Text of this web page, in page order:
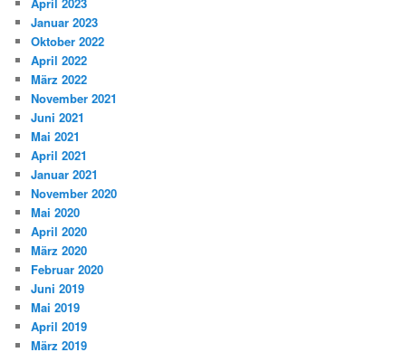
Januar 2023
Oktober 2022
April 2022
März 2022
November 2021
Juni 2021
Mai 2021
April 2021
Januar 2021
November 2020
Mai 2020
April 2020
März 2020
Februar 2020
Juni 2019
Mai 2019
April 2019
März 2019